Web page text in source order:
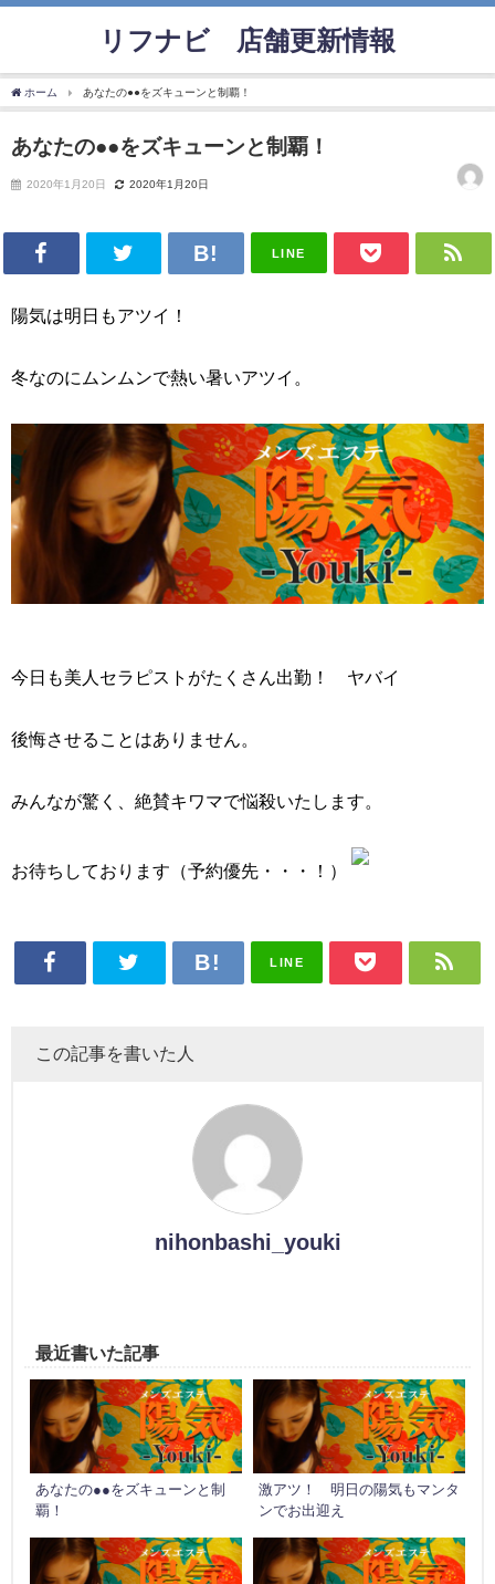
リフナビ®店舗更新情報
ホーム あなたの●●をズキューンと制覇！
あなたの●●をズキューンと制覇！
2020年1月20日 2020年1月20日
LINE
陽気は明日もアツイ！
冬なのにムンムンで熱い暑いアツイ。
今日も美人セラピストがたくさん出勤！ ヤバイ
後悔させることはありません。
みんなが驚く、絶賛キワマで悩殺いたします。
お待ちしております（予約優先・・・！）
LINE
この記事を書いた人
nihonbashi_youki
最近書いた記事
あなたの●●をズキューンと制
覇！
激アツ！ 明日の陽気もマンタ
ンでお出迎え